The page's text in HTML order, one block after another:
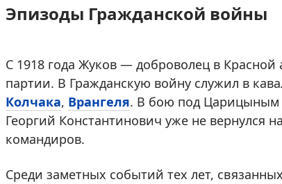
Эпизоды Гражданской войны
С 1918 года Жуков — доброволец в
партии. В Гражданскую войну служил в
Колчака, Врангеля. В бою под Царицыным
Георгий Константинович уже не вернулся
командиров.
Среди заметных событий тех лет,